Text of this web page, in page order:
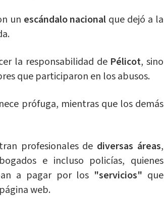
un escándalo nacional que dejó a la
la responsabilidad de Pélicot, sino
que participaron en los abusos.
prófuga, mientras que los demás
profesionales de diversas áreas,
e incluso policías, quienes
a pagar por los "servicios" que
web.